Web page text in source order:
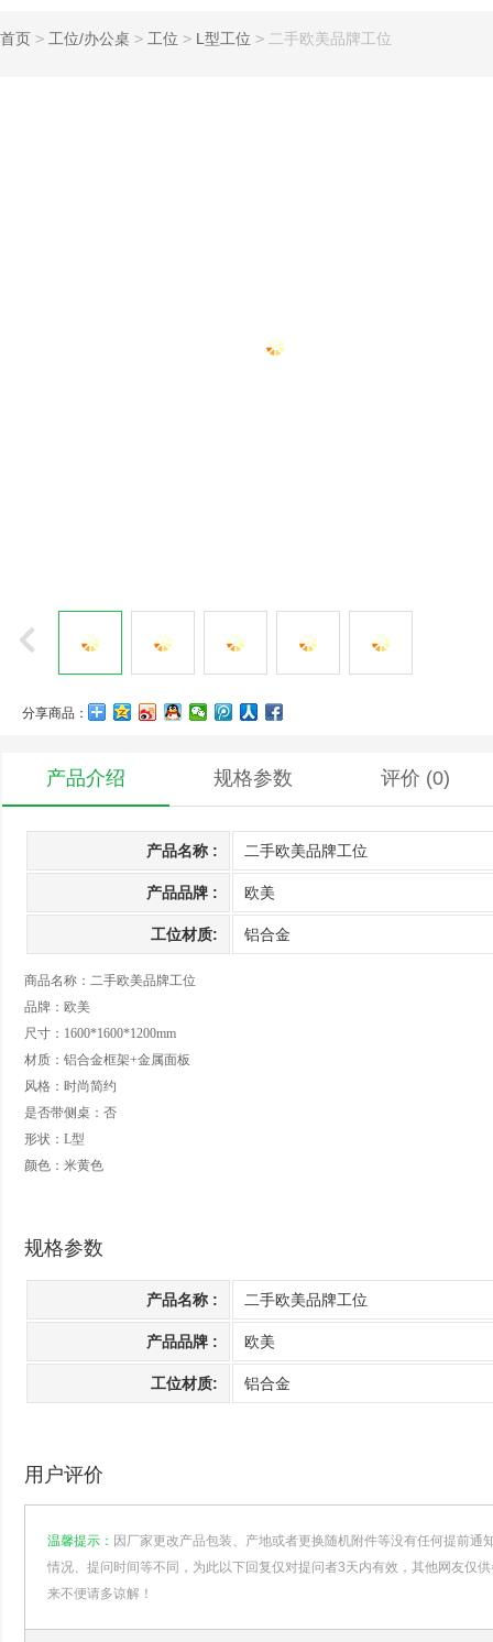
首页 > 工位/办公桌 > 工位 > L型工位 > 二手欧美品牌工位
分享商品：
产品介绍 规格参数 评价 (0)
产品名称 : 二手欧美品牌工位
产品品牌 : 欧美
工位材质: 铝合金
商品名称：二手欧美品牌工位
品牌： 欧美
尺寸：1600*1600*1200mm
材质：铝合金框架+金属面板
风格：时尚简约
是否带侧桌：否
形状：L型
颜色：米黄色
规格参数
产品名称 : 二手欧美品牌工位
产品品牌 : 欧美
工位材质: 铝合金
用户评价
温馨提示： 因厂家更改产品包装、产地或者更换随机附件等没有任何提前通
情况、提问时间等不同，为此以下回复仅对提问者3天内有效，其他网友仅
来不便请多谅解！